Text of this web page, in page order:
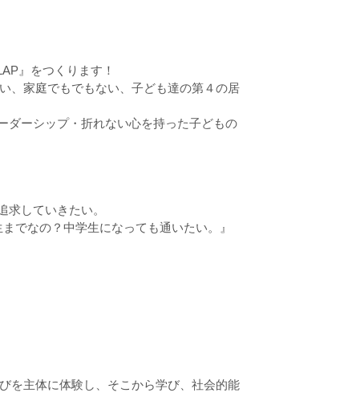
』をつくります！
、家庭でもでもない、子ども達の第４の居
ーシップ・折れない心を持った子どもの
求していきたい。
でなの？中学生になっても通いたい。』
を主体に体験し、そこから学び、社会的能